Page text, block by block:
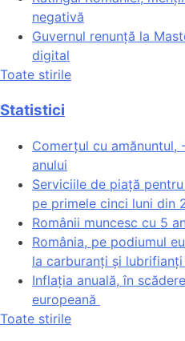
negativă
Guvernul renunță la
digital
Toate stirile
Statistici
Comerțul cu amănuntul,
anului
Serviciile de piață
pe primele cinci luni din
Românii muncesc cu 5
România, pe podiumul
la carburanți și
Inflația anuală, în
europeană
Toate stirile